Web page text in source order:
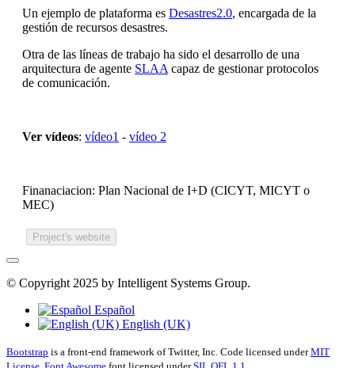
Un ejemplo de plataforma es Desastres2.0, encargada de la
gestión de recursos desastres.
Otra de las líneas de trabajo ha sido el desarrollo de una
arquitectura de agente SLAAcapaz de gestionar protocolos
de comunicación.
Ver vídeos: vídeo1 - vídeo 2
Finanaciacion: Plan Nacional de I+D (CICYT, MICYT o
MEC)
Project's website
© Copyright 2025 by Intelligent Systems Group.
Español
English (UK)
Bootstrap is a front-end framework of Twitter, Inc. Code licensed underMIT